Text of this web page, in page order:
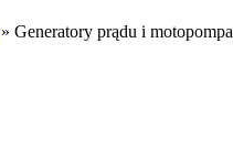
» Generatory prądu i motopompa